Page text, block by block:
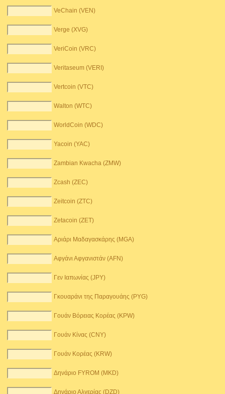
VeChain (VEN)
Verge (XVG)
VeriCoin (VRC)
Veritaseum (VERI)
Vertcoin (VTC)
Walton (WTC)
WorldCoin (WDC)
Yacoin (YAC)
Zambian Kwacha (ZMW)
Zcash (ZEC)
Zeitcoin (ZTC)
Zetacoin (ZET)
Αριάρι Μαδαγασκάρης (MGA)
Αφγάνι Αφγανιστάν (AFN)
Γεν Ιαπωνίας (JPY)
Γκουαράνι της Παραγουάης (PYG)
Γουάν Βόρειας Κορέας (KPW)
Γουάν Κίνας (CNY)
Γουάν Κορέας (KRW)
Δηνάριο FYROM (MKD)
Δηνάριο Αλγερίας (DZD)